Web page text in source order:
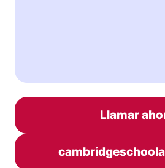
Llamar